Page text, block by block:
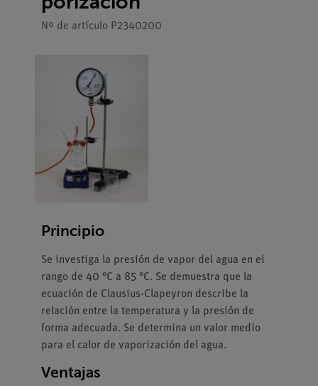
Nº de artículo P2340200
Principio
Se investiga la presión de vapor del agua en el
rango de 40 °C a 85 °C. Se demuestra que la
ecuación de Clausius-Clapeyron describe la
relación entre la temperatura y la presión de
forma adecuada. Se determina un valor medio
para el calor de vaporización del agua.
Ventajas